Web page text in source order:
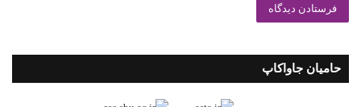
حامیان جاواکاپ